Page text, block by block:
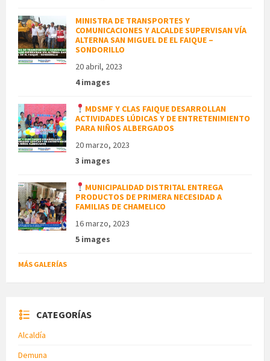
MINISTRA DE TRANSPORTES Y
COMUNICACIONES Y ALCALDE SUPERVISAN VÍA
ALTERNA SAN MIGUEL DE EL FAIQUE –
SONDORILLO
20 abril, 2023
4 images
MDSMF Y CLAS FAIQUE DESARROLLAN
ACTIVIDADES LÚDICAS Y DE ENTRETENIMIENTO
PARA NIÑOS ALBERGADOS
20 marzo, 2023
3 images
MUNICIPALIDAD DISTRITAL ENTREGA
PRODUCTOS DE PRIMERA NECESIDAD A
FAMILIAS DE CHAMELICO
16 marzo, 2023
5 images
MÁS GALERÍAS
CATEGORÍAS
Alcaldía
Demuna